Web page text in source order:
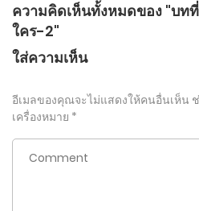
ความคิดเห็นทั้งหมดของ "บทที่
ใคร-2"
ใส่ความเห็น
อีเมลของคุณจะไม่แสดงให้คนอื่นเห็น
เครื่องหมาย *